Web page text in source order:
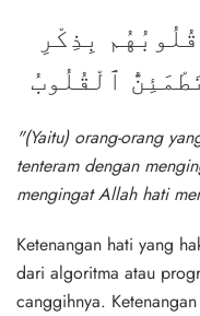
بِذِكْرِ
ٱلْقُلُوبُ
"(Yaitu) orang-orang
tenteram dengan
mengingat Allah hati
Ketenangan hati yang
dari algoritma atau
canggihnya.